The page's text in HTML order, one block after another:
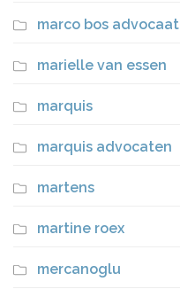
marco bos advocaat
marielle van essen
marquis
marquis advocaten
martens
martine roex
mercanoglu